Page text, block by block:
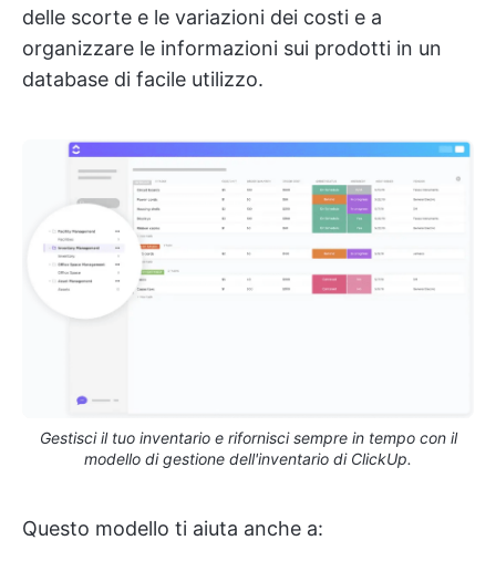
delle scorte e le variazioni dei costi e a
organizzare le informazioni sui prodotti in un
database di facile utilizzo.
Gestisci il tuo inventario e rifornisci sempre in tempo con il
modello di gestione dell'inventario di ClickUp.
Questo modello ti aiuta anche a: